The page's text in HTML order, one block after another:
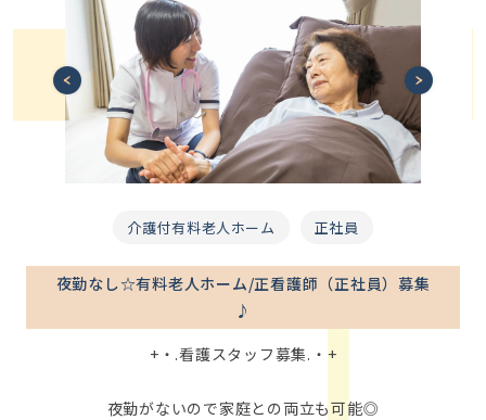
介護付有料老人ホーム 正社員
夜勤なし☆有料老人ホーム/正看護師（正社員）募集
♪
+・.看護スタッフ募集.・+
夜勤がないので家庭との両立も可能◎